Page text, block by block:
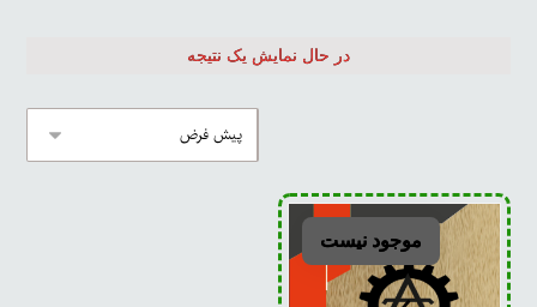
در حال نمایش یک نتیجه
موجود نیست